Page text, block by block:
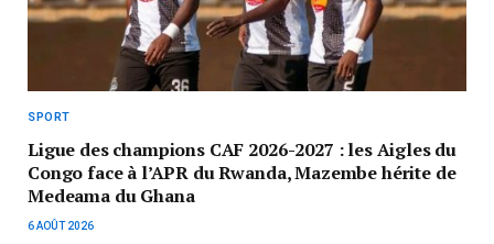
SPORT
Ligue des champions CAF 2026-2027 : les Aigles du
Congo face à l’APR du Rwanda, Mazembe hérite de
Medeama du Ghana
6 AOÛT 2026